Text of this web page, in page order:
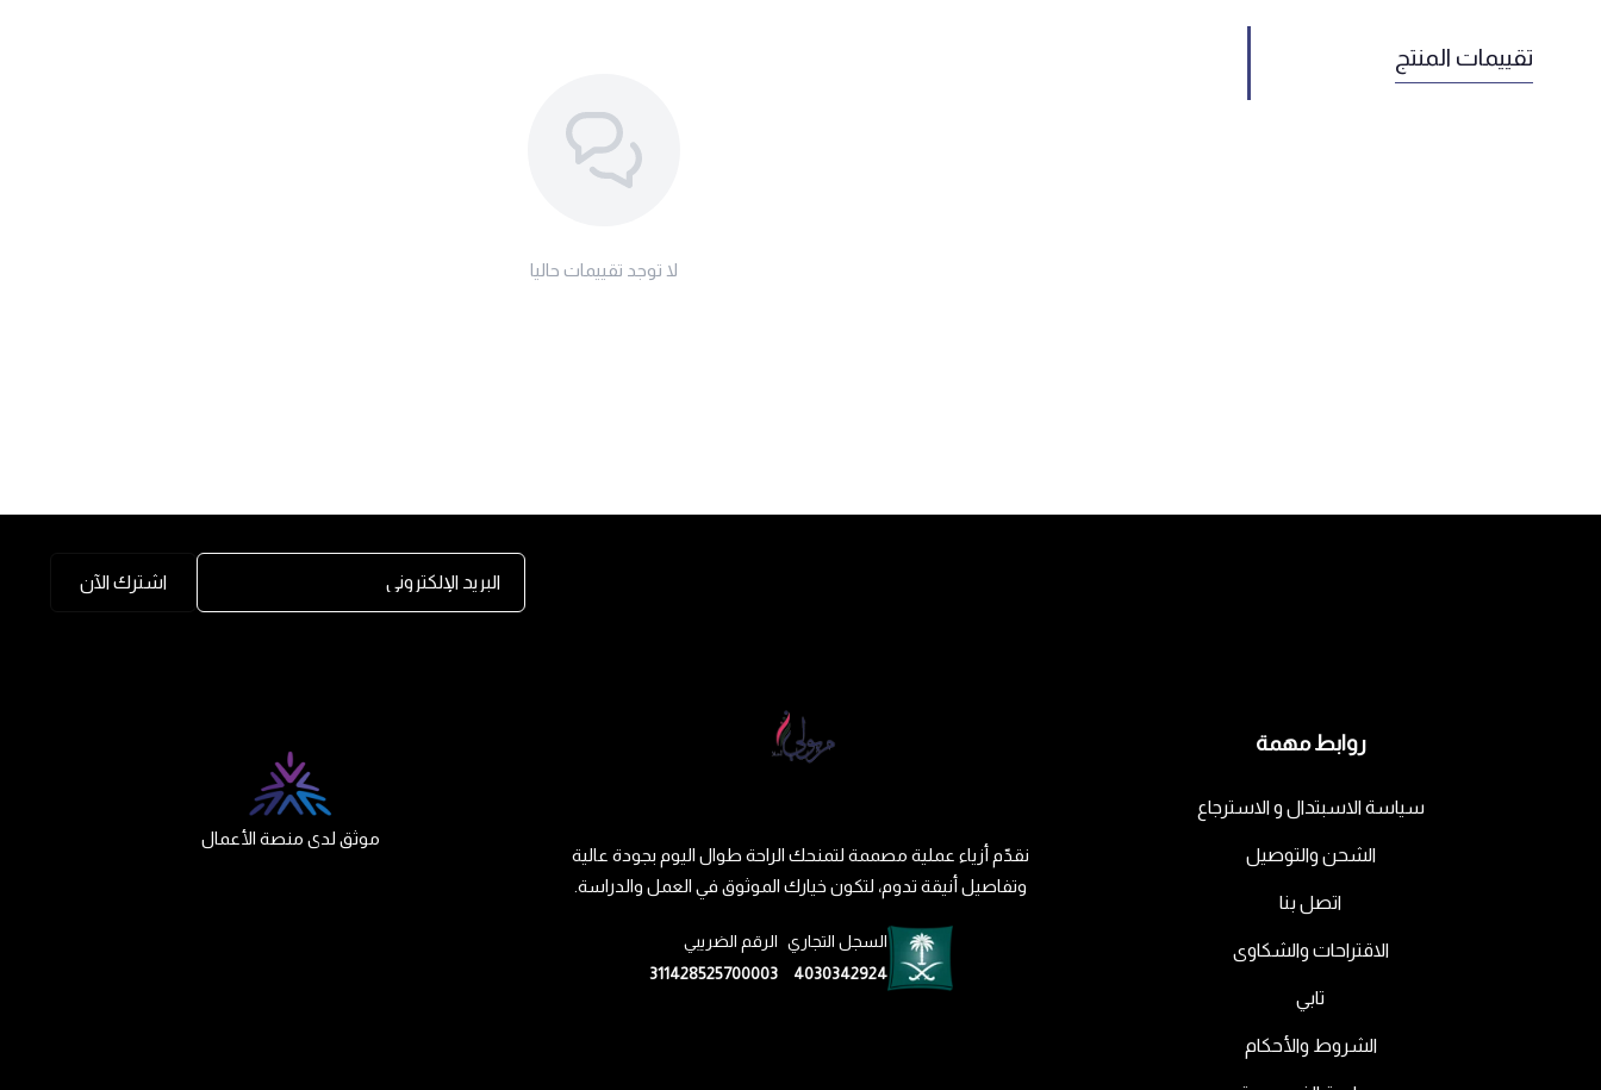
تقييمات المنتج
لا توجد تقييمات حاليا
البريد الإلكتروني
اشترك الآن
روابط مهمة
سياسة الاسبتدال و الاسترجاع
الشحن والتوصيل
اتصل بنا
الاقتراحات والشكاوى
تابي
الشروط والأحكام
نقدّم أزياء عملية مصممة لتمنحك الراحة طوال اليوم بجودة عالية
وتفاصيل أنيقة تدوم، لتكون خيارك الموثوق في العمل والدراسة.
السجل التجاري
4030342924
الرقم الضريبي
311428525700003
موثق لدى منصة الأعمال